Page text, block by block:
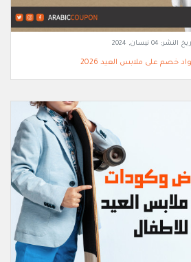
النشر: 04 نيسان, 2024
خصم على ملابس العيد 2026